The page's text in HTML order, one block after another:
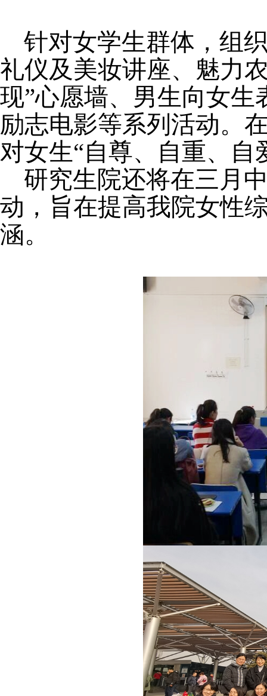
针对女学生群体，组
礼仪及美妆讲座、魅力
现”心愿墙、男生向女
励志电影等系列活动。
对女生“自尊、自重、自
研究生院还将在三月
动，旨在提高我院女性
涵。